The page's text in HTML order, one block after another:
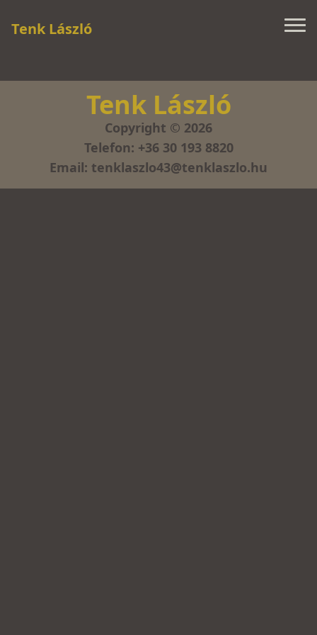
Tenk László
Tenk László
Copyright © 2026
Telefon: +36 30 193 8820
Email: tenklaszlo43@tenklaszlo.hu